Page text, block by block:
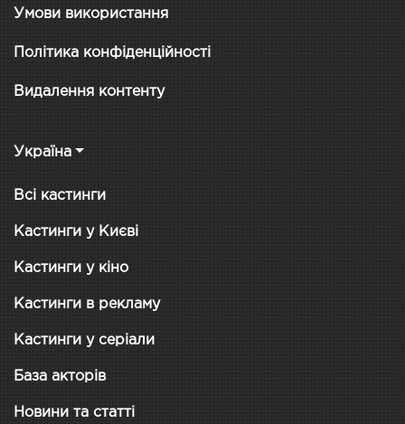
Умови використання
Політика конфіденційності
Видалення контенту
Україна
Всі кастинги
Кастинги у Києві
Кастинги у кіно
Кастинги в рекламу
Кастинги у серіали
База акторів
Новини та статті